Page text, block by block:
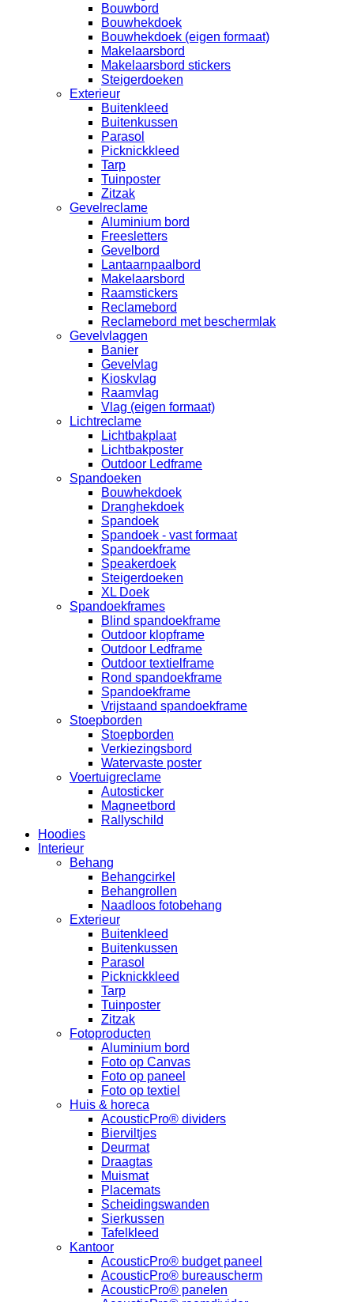
Bouwbord
Bouwhekdoek
Bouwhekdoek (eigen formaat)
Makelaarsbord
Makelaarsbord stickers
Steigerdoeken
Exterieur
Buitenkleed
Buitenkussen
Parasol
Picknickkleed
Tarp
Tuinposter
Zitzak
Gevelreclame
Aluminium bord
Freesletters
Gevelbord
Lantaarnpaalbord
Makelaarsbord
Raamstickers
Reclamebord
Reclamebord met beschermlak
Gevelvlaggen
Banier
Gevelvlag
Kioskvlag
Raamvlag
Vlag (eigen formaat)
Lichtreclame
Lichtbakplaat
Lichtbakposter
Outdoor Ledframe
Spandoeken
Bouwhekdoek
Dranghekdoek
Spandoek
Spandoek - vast formaat
Spandoekframe
Speakerdoek
Steigerdoeken
XL Doek
Spandoekframes
Blind spandoekframe
Outdoor klopframe
Outdoor Ledframe
Outdoor textielframe
Rond spandoekframe
Spandoekframe
Vrijstaand spandoekframe
Stoepborden
Stoepborden
Verkiezingsbord
Watervaste poster
Voertuigreclame
Autosticker
Magneetbord
Rallyschild
Hoodies
Interieur
Behang
Behangcirkel
Behangrollen
Naadloos fotobehang
Exterieur
Buitenkleed
Buitenkussen
Parasol
Picknickkleed
Tarp
Tuinposter
Zitzak
Fotoproducten
Aluminium bord
Foto op Canvas
Foto op paneel
Foto op textiel
Huis & horeca
AcousticPro® dividers
Bierviltjes
Deurmat
Draagtas
Muismat
Placemats
Scheidingswanden
Sierkussen
Tafelkleed
Kantoor
AcousticPro® budget paneel
AcousticPro® bureauscherm
AcousticPro® panelen